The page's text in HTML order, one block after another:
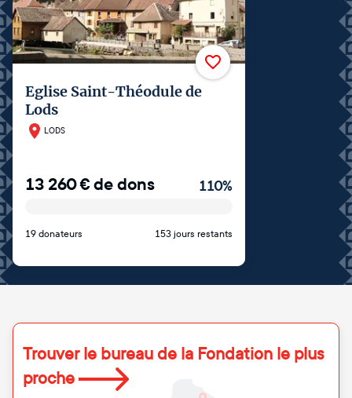
Eglise Saint-Théodule de
Lods
LODS
13 260€de dons 110%
19 donateurs 153 jours restants
Trouver le bureau de la Fondation le plus
proche